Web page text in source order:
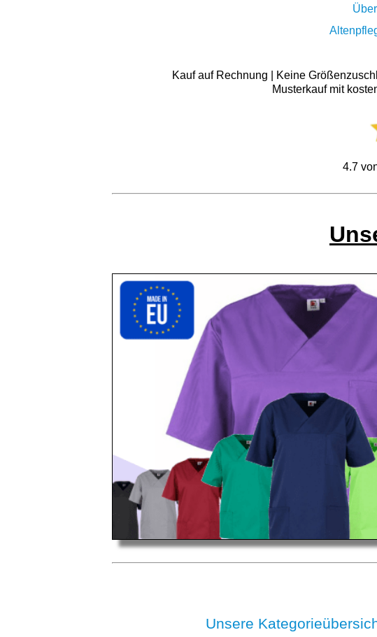
Kauf auf Rechnung | Keine
Musterkauf mit
4.7
Unsere